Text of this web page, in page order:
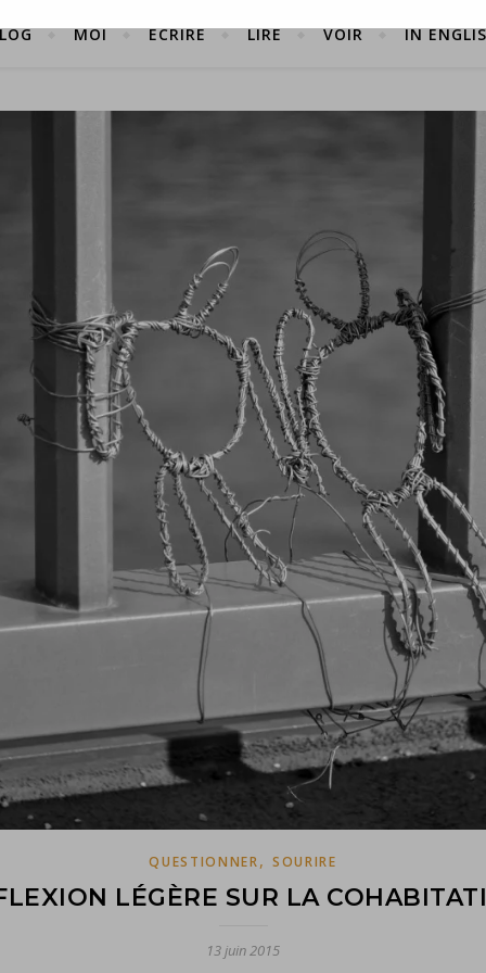
MOI ÉCRIRE LIRE VOIR IN
QUESTIONNER, SOURIRE
LÉGÈRE SUR LA
13 juin 2015